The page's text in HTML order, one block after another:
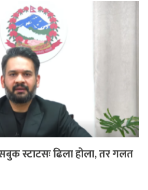
स्टाटसः ढिला होला, तर गलत